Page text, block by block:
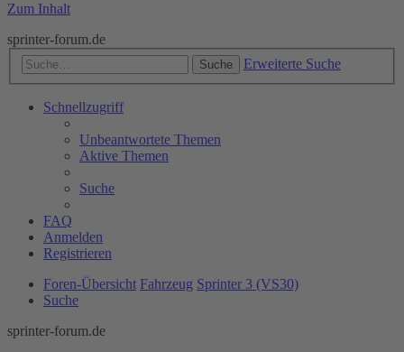
Zum Inhalt
sprinter-forum.de
Suche Erweiterte Suche
Schnellzugriff
Unbeantwortete Themen
Aktive Themen
Suche
FAQ
Anmelden
Registrieren
Foren-Übersicht Fahrzeug Sprinter 3 (VS30)
Suche
sprinter-forum.de